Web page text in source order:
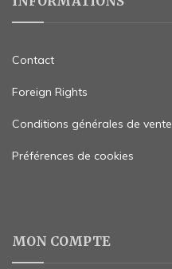
Contact
Foreign Rights
Conditions générales de vente
Préférences de cookies
MON COMPTE